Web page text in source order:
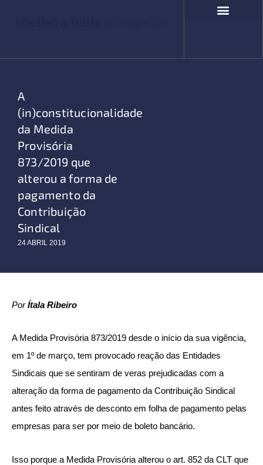
A
(in)constitucionalidade
da Medida
Provisória
873/2019 que
alterou a forma de
pagamento da
Contribuição
Sindical
24 ABRIL 2019
PorÍtala Ribeiro
A Medida Provisória 873/2019 desde o início da sua vigência,
em 1º de março, tem provocado reação das Entidades
Sindicais que se sentiram de veras prejudicadas com a
alteração da forma de pagamento da Contribuição Sindical
antes feito através de desconto em folha de pagamento pelas
empresas para ser por meio de boleto bancário.
Isso porque a Medida Provisória alterou o art. 852 da CLT que